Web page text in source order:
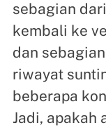
sebagian
kembali ke
dan
riwayat
beberapa
Jadi, apakah